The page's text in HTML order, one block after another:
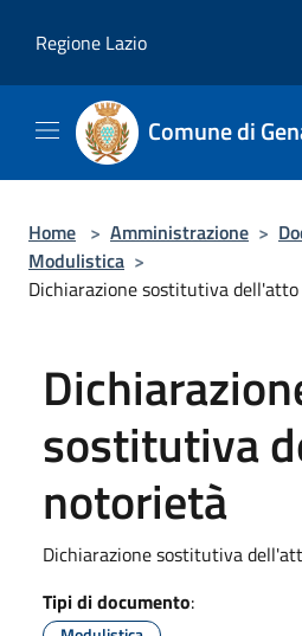
Regione Lazio
Comune di
Home > Amministrazione >
Modulistica >
Dichiarazione sostitutiva
sostitutiva
notorietà
Dichiarazione sostitutiva
Tipi di documento: